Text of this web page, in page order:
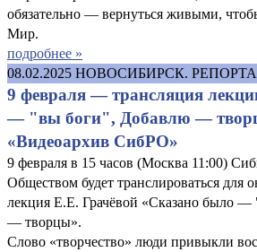
обязательно — вернуться живыми,
Мир.
подробнее »
08.02.2025 НОВОСИБИРСК.
9 февраля — трансляция
— "вы боги", Добавлю —
«Видеоархив СибРО»
9 февраля в 15 часов (Москва 11:00)
Обществом будет транслироваться для
лекция Е.Е. Грачёвой «Сказано было
— творцы».
Слово «творчество» люди привыкли